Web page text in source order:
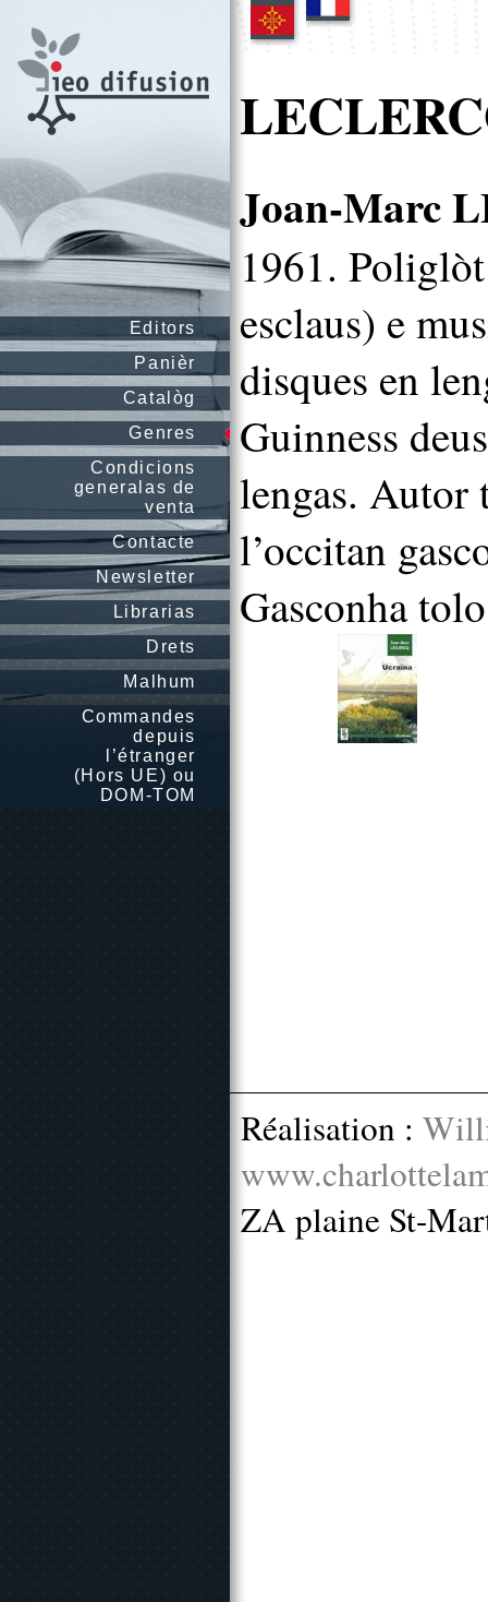
Editors
Panièr
Catalòg
Genres
Condicions
generalas de
venta
Contacte
Newsletter
Librarias
Drets
Malhum
Commandes
depuis
l’étranger
(Hors UE) ou
DOM-TOM
Joan-Marc
1961.
esclaus) e
disques en
Guinness
lengas. Autor
l’occitan
Gasconha
Réalisation :
ZA plaine St-